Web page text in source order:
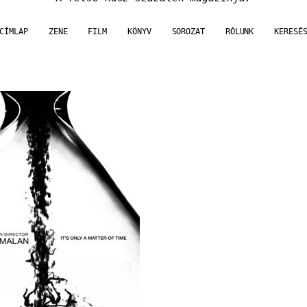
CÍMLAP ZENE FILM KÖNYV SOROZAT RÓLUNK KERESÉS